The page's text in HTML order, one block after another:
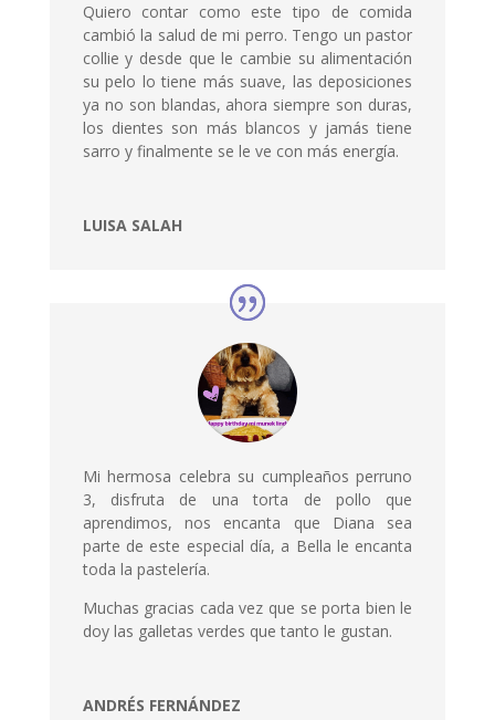
Quiero contar como este tipo de comida
cambió la salud de mi perro. Tengo un pastor
collie y desde que le cambie su alimentación
su pelo lo tiene más suave, las deposiciones
ya no son blandas, ahora siempre son duras,
los dientes son más blancos y jamás tiene
sarro y finalmente se le ve con más energía.
LUISA SALAH
Mi hermosa celebra su cumpleaños perruno
3, disfruta de una torta de pollo que
aprendimos, nos encanta que Diana sea
parte de este especial día, a Bella le encanta
toda la pastelería.
Muchas gracias cada vez que se porta bien le
doy las galletas verdes que tanto le gustan.
ANDRÉS FERNÁNDEZ